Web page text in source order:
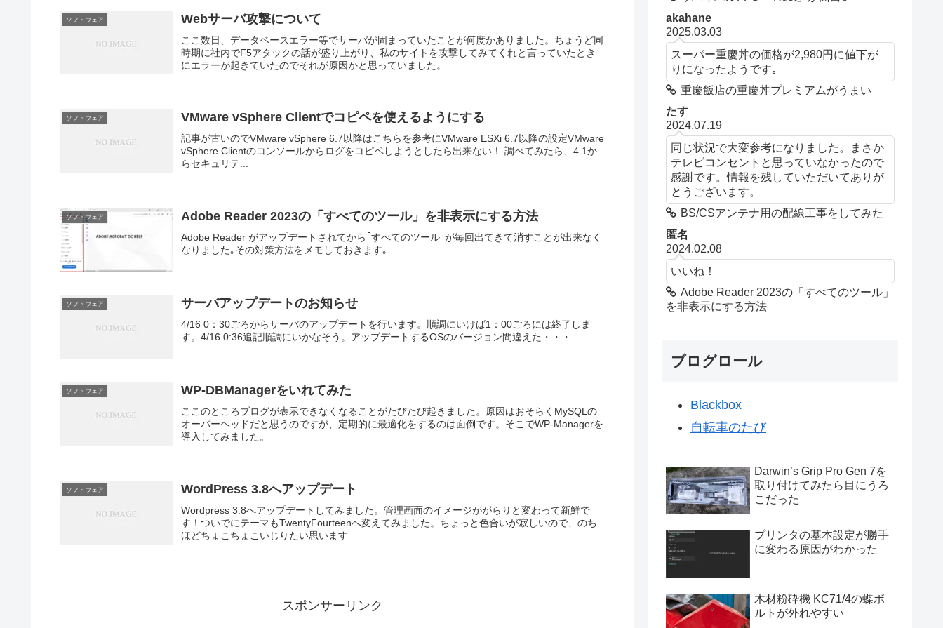
ソフトウェア Webサーバ攻撃について
ここ数日、データベースエラー等でサーバが固まっていたことが何度かありました。ちょうど同
時期に社内でF5アタックの話が盛り上がり、私のサイトを攻撃してみてくれと言っていたとき
にエラーが起きていたのでそれが原因かと思っていました。
ソフトウェア VMware vSphere Clientでコピペを使えるようにする
記事が古いのでVMware vSphere 6.7以降はこちらを参考にVMware ESXi 6.7以降の設定VMware
vSphere Clientのコンソールからログをコピペしようとしたら出来ない！ 調べてみたら、4.1か
らセキュリテ...
ソフトウェア Adobe Reader 2023の「すべてのツール」を非表示にする方法
Adobe Reader がアップデートされてから｢すべてのツール｣が毎回出てきて消すことが出来なく
なりました｡その対策方法をメモしておきます｡
ソフトウェア サーバアップデートのお知らせ
4/16 0：30ごろからサーバのアップデートを行います。順調にいけば1：00ごろには終了しま
す。4/16 0:36追記順調にいかなそう。アップデートするOSのバージョン間違えた・・・
ソフトウェア WP-DBManagerをいれてみた
ここのところブログが表示できなくなることがたびたび起きました。原因はおそらくMySQLの
オーバーヘッドだと思うのですが、定期的に最適化をするのは面倒です。そこでWP-Managerを
導入してみました。
ソフトウェア WordPress 3.8へアップデート
Wordpress 3.8へアップデートしてみました。管理画面のイメージががらりと変わって新鮮で
す！ついでにテーマもTwentyFourteenへ変えてみました。ちょっと色合いが寂しいので、のち
ほどちょこちょこいじりたい思います
スポンサーリンク
akahane
2025.03.03
スーパー重慶丼の価格が2,980円に値下が
りになったようです｡
重慶飯店の重慶丼プレミアムがうまい
たす
2024.07.19
同じ状況で大変参考になりました。まさか
テレビコンセントと思っていなかったので
感謝です。情報を残していただいてありが
とうございます。
BS/CSアンテナ用の配線工事をしてみた
匿名
2024.02.08
いいね！
Adobe Reader 2023の「すべてのツール」
を非表示にする方法
ブログロール
Blackbox
自転車のたび
Darwin’s Grip Pro Gen 7を
取り付けてみたら目にうろ
こだった
プリンタの基本設定が勝手
に変わる原因がわかった
木材粉砕機 KC71/4の蝶ボ
ルトが外れやすい